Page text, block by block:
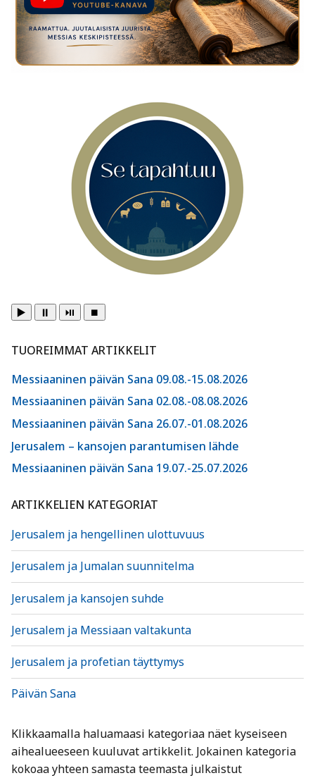
▶️ ⏸️ ⏯️ ⏹️
TUOREIMMAT ARTIKKELIT
Messiaaninen päivän Sana 09.08.-15.08.2026
Messiaaninen päivän Sana 02.08.-08.08.2026
Messiaaninen päivän Sana 26.07.-01.08.2026
Jerusalem – kansojen parantumisen lähde
Messiaaninen päivän Sana 19.07.-25.07.2026
ARTIKKELIEN KATEGORIAT
Jerusalem ja hengellinen ulottuvuus
Jerusalem ja Jumalan suunnitelma
Jerusalem ja kansojen suhde
Jerusalem ja Messiaan valtakunta
Jerusalem ja profetian täyttymys
Päivän Sana
Klikkaamalla haluamaasi kategoriaa näet kyseiseen
aihealueeseen kuuluvat artikkelit. Jokainen kategoria
kokoaa yhteen samasta teemasta julkaistut